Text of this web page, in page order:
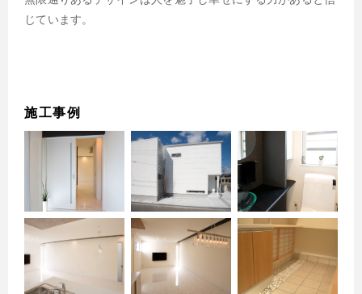
じています。
施工事例